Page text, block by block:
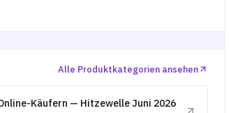
Alle Produktkategorien ansehen
Käufern — Hitzewelle Juni 2026